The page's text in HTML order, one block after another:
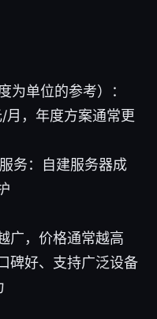
为单位的参考）：
，年度方案通常更
务：自建服务器成
广，价格通常越高
碑好、支持广泛设备